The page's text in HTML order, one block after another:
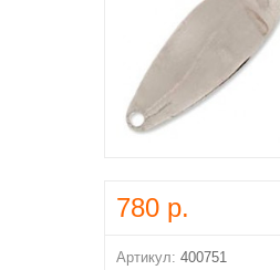
780 р.
Артикул: 400751